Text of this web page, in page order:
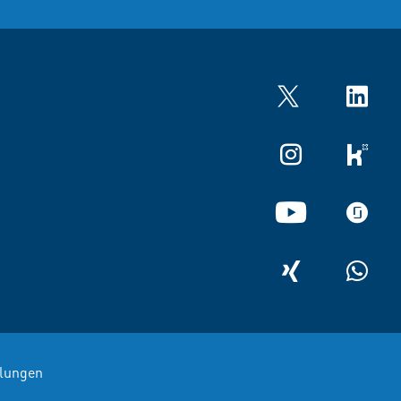
Twitter LinkedIn
Instagram kununu
YouTube
XING